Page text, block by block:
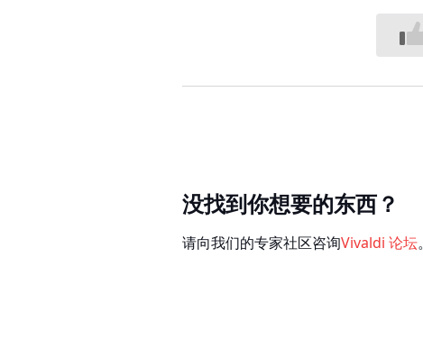
没找到你想要的东西？
请向我们的专家社区咨询Vivaldi 论坛。